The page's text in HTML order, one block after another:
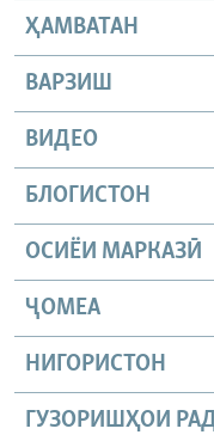
ҲАМВАТАН
ВАРЗИШ
ВИДЕО
БЛОГИСТОН
ОСИЁИ МАРКАЗӢ
ҶОМEА
НИГОРИСТОН
ГУЗОРИШҲОИ